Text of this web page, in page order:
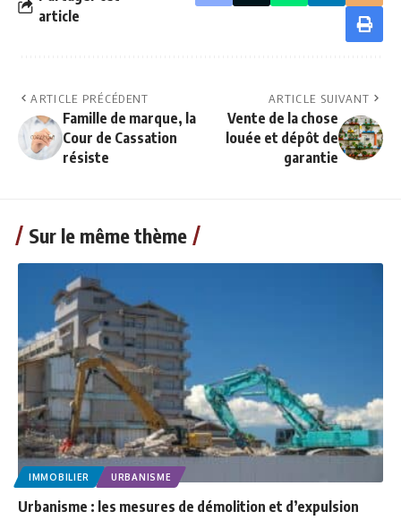
article
ARTICLE PRÉCÉDENT
Famille de marque, la
Cour de Cassation
résiste
ARTICLE SUIVANT
Vente de la chose
louée et dépôt de
garantie
Sur le même thème
IMMOBILIER URBANISME
Urbanisme : les mesures de démolition et d’expulsion